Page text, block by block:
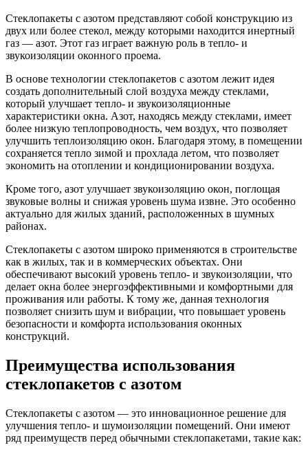
Стеклопакеты с азотом представляют собой конструкцию из
двух или более стекол, между которыми находится инертный
газ — азот. Этот газ играет важную роль в тепло- и
звукоизоляции оконного проема.
В основе технологии стеклопакетов с азотом лежит идея
создать дополнительный слой воздуха между стеклами,
который улучшает тепло- и звукоизоляционные
характеристики окна. Азот, находясь между стеклами, имеет
более низкую теплопроводность, чем воздух, что позволяет
улучшить теплоизоляцию окон. Благодаря этому, в помещении
сохраняется тепло зимой и прохлада летом, что позволяет
экономить на отоплении и кондиционировании воздуха.
Кроме того, азот улучшает звукоизоляцию окон, поглощая
звуковые волны и снижая уровень шума извне. Это особенно
актуально для жилых зданий, расположенных в шумных
районах.
Стеклопакеты с азотом широко применяются в строительстве
как в жилых, так и в коммерческих объектах. Они
обеспечивают высокий уровень тепло- и звукоизоляции, что
делает окна более энергоэффективными и комфортными для
проживания или работы. К тому же, данная технология
позволяет снизить шум и вибрации, что повышает уровень
безопасности и комфорта использования оконных
конструкций.
Преимущества использования
стеклопакетов с азотом
Стеклопакеты с азотом — это инновационное решение для
улучшения тепло- и шумоизоляции помещений. Они имеют
ряд преимуществ перед обычными стеклопакетами, такие как: